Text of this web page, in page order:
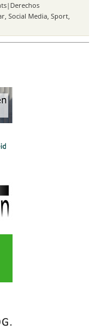
, Social Media, Sport,